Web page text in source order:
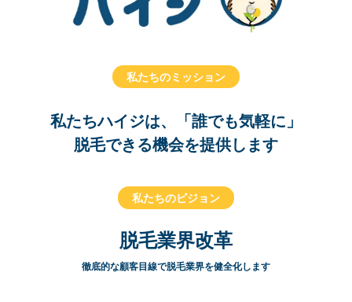
私たちのミッション
私たちハイジは、「誰でも気軽に」
脱毛できる機会を提供します
私たちのビジョン
脱毛業界改革
徹底的な顧客目線で脱毛業界を健全化します